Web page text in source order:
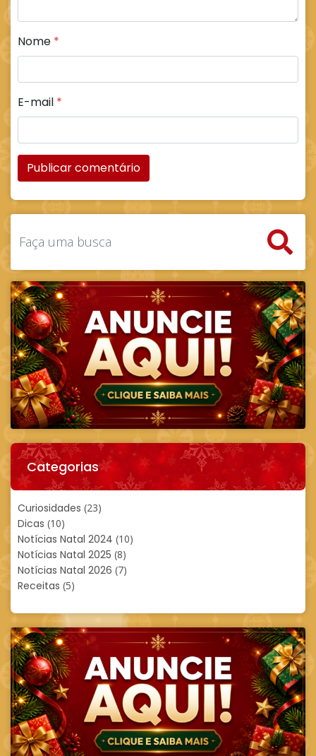
Nome *
E-mail *
Categorias
Curiosidades (23)
Dicas (10)
Notícias Natal 2024 (10)
Notícias Natal 2025 (8)
Notícias Natal 2026 (7)
Receitas (5)